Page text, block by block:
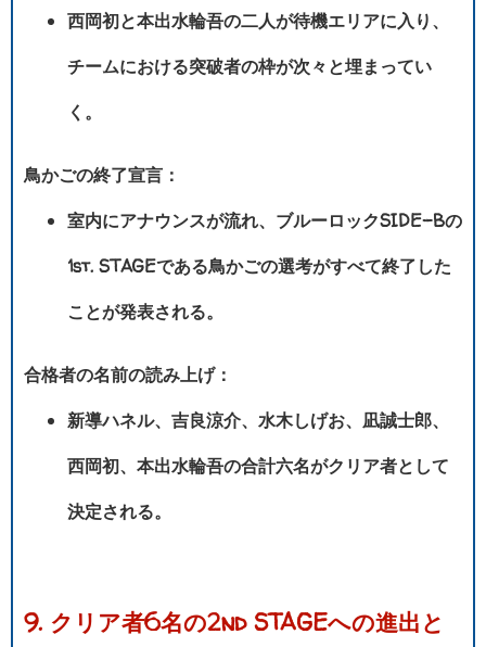
西岡初と本出水輪吾の二人が待機エリアに入り、
チームにおける突破者の枠が次々と埋まってい
く。
鳥かごの終了宣言：
室内にアナウンスが流れ、ブルーロックSIDE-Bの
1st. STAGEである鳥かごの選考がすべて終了した
ことが発表される。
合格者の名前の読み上げ：
新導ハネル、吉良涼介、水木しげお、凪誠士郎、
西岡初、本出水輪吾の合計六名がクリア者として
決定される。
9. クリア者6名の2nd STAGEへの進出と